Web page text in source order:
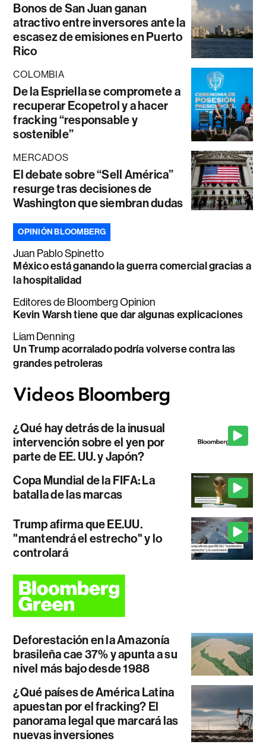
Bonos de San Juan ganan
atractivo entre inversores ante la
escasez de emisiones en Puerto
Rico
COLOMBIA
De la Espriella se compromete a
recuperar Ecopetrol y a hacer
fracking “responsable y
sostenible”
MERCADOS
El debate sobre “Sell América”
resurge tras decisiones de
Washington que siembran dudas
OPINIÓN BLOOMBERG
Juan Pablo Spinetto
México está ganando la guerra comercial gracias a
la hospitalidad
Editores de Bloomberg Opinion
Kevin Warsh tiene que dar algunas explicaciones
Liam Denning
Un Trump acorralado podría volverse contra las
grandes petroleras
¿Qué hay detrás de la inusual
intervención sobre el yen por
parte de EE. UU. y Japón?
Copa Mundial de la FIFA: La
batalla de las marcas
Trump afirma que EE.UU.
"mantendrá el estrecho" y lo
controlará
Deforestación en la Amazonía
brasileña cae 37% y apunta a su
nivel más bajo desde 1988
¿Qué países de América Latina
apuestan por el fracking? El
panorama legal que marcará las
nuevas inversiones